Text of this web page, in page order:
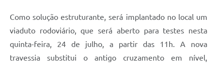
Como solução estruturante, será implantado no local um
viaduto rodoviário, que será aberto para testes nesta
quinta-feira, 24 de julho, a partir das 11h. A nova
travessia substitui o antigo cruzamento em nível,